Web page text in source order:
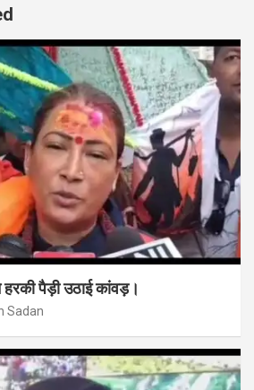
पैड़ी उठाई कांवड़।
Sadan